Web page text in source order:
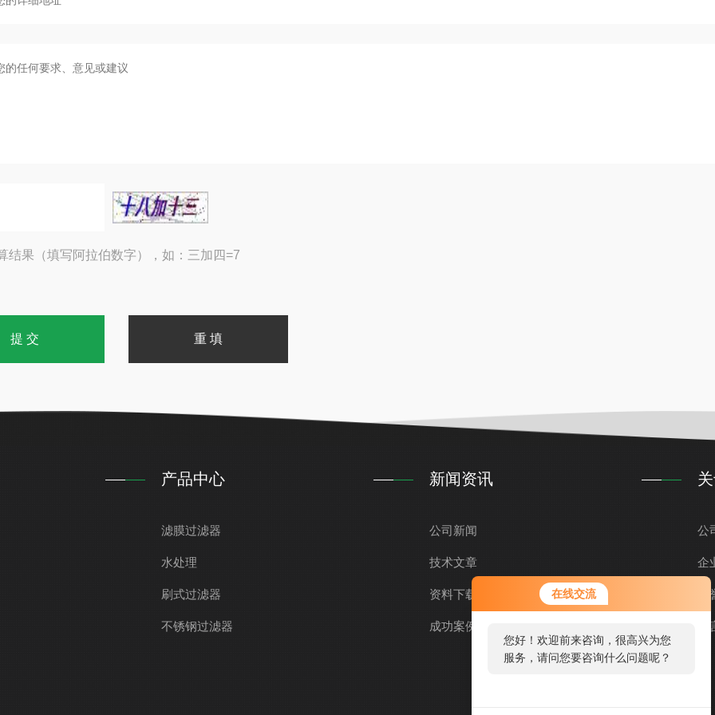
在线交流
您好！欢迎前来咨询，很高兴为您
服务，请问您要咨询什么问题呢？
结果（填写阿拉伯数字），如：三加四=7
产品中心
滤膜过滤器
水处理
刷式过滤器
不锈钢过滤器
新闻资讯
公司新闻
技术文章
资料下载
成功案例
公
企